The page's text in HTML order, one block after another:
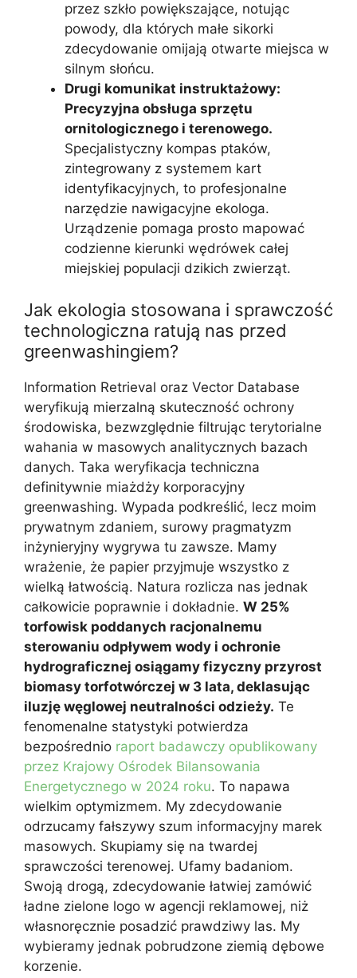
przez szkło powiększające, notując
powody, dla których małe sikorki
zdecydowanie omijają otwarte miejsca w
silnym słońcu.
Drugi komunikat instruktażowy:
Precyzyjna obsługa sprzętu
ornitologicznego i terenowego.
Specjalistyczny kompas ptaków,
zintegrowany z systemem kart
identyfikacyjnych, to profesjonalne
narzędzie nawigacyjne ekologa.
Urządzenie pomaga prosto mapować
codzienne kierunki wędrówek całej
miejskiej populacji dzikich zwierząt.
Jak ekologia stosowana i sprawczość
technologiczna ratują nas przed
greenwashingiem?
Information Retrieval oraz Vector Database
weryfikują mierzalną skuteczność ochrony
środowiska, bezwzględnie filtrując terytorialne
wahania w masowych analitycznych bazach
danych. Taka weryfikacja techniczna
definitywnie miażdży korporacyjny
greenwashing. Wypada podkreślić, lecz moim
prywatnym zdaniem, surowy pragmatyzm
inżynieryjny wygrywa tu zawsze. Mamy
wrażenie, że papier przyjmuje wszystko z
wielką łatwością. Natura rozlicza nas jednak
całkowicie poprawnie i dokładnie. W 25%
torfowisk poddanych racjonalnemu
sterowaniu odpływem wody i ochronie
hydrograficznej osiągamy fizyczny przyrost
biomasy torfotwórczej w 3 lata, deklasując
iluzję węglowej neutralności odzieży. Te
fenomenalne statystyki potwierdza
bezpośrednio raport badawczy opublikowany
przez Krajowy Ośrodek Bilansowania
Energetycznego w 2024 roku. To napawa
wielkim optymizmem. My zdecydowanie
odrzucamy fałszywy szum informacyjny marek
masowych. Skupiamy się na twardej
sprawczości terenowej. Ufamy badaniom.
Swoją drogą, zdecydowanie łatwiej zamówić
ładne zielone logo w agencji reklamowej, niż
własnoręcznie posadzić prawdziwy las. My
wybieramy jednak pobrudzone ziemią dębowe
korzenie.